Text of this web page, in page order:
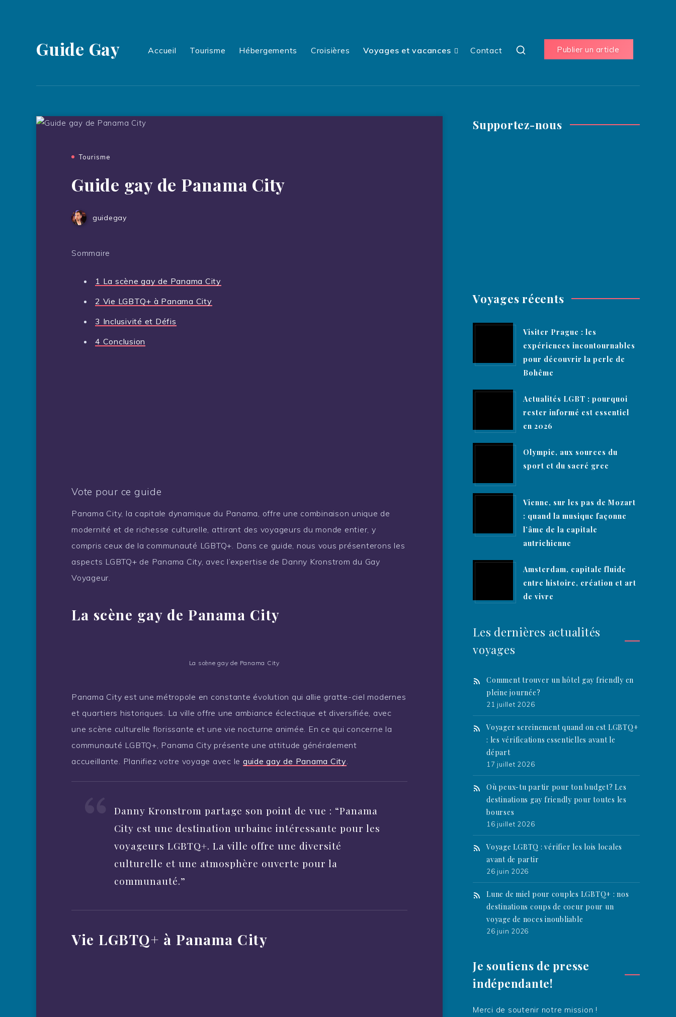
Guide Gay Accueil Tourisme Hébergements Croisières Voyages et vacances Contact Publier un article
Tourisme
Guide gay de Panama City
guidegay
Sommaire
1 La scène gay de Panama City
2 Vie LGBTQ+ à Panama City
3 Inclusivité et Défis
4 Conclusion
Vote pour ce guide
Panama City, la capitale dynamique du Panama, offre une combinaison unique de
modernité et de richesse culturelle, attirant des voyageurs du monde entier, y
compris ceux de la communauté LGBTQ+. Dans ce guide, nous vous présenterons les
aspects LGBTQ+ de Panama City, avec l’expertise de Danny Kronstrom du Gay
Voyageur.
La scène gay de Panama City
La scène gay de Panama City
Panama City est une métropole en constante évolution qui allie gratte-ciel modernes
et quartiers historiques. La ville offre une ambiance éclectique et diversifiée, avec
une scène culturelle florissante et une vie nocturne animée. En ce qui concerne la
communauté LGBTQ+, Panama City présente une attitude généralement
accueillante. Planifiez votre voyage avec le guide gay de Panama City
Danny Kronstrom partage son point de vue : “Panama
City est une destination urbaine intéressante pour les
voyageurs LGBTQ+. La ville offre une diversité
culturelle et une atmosphère ouverte pour la
communauté.”
Vie LGBTQ+ à Panama City
Supportez-nous
Voyages récents
Visiter Prague : les
expériences incontournables
pour découvrir la perle de
Bohême
Actualités LGBT : pourquoi
rester informé est essentiel
en 2026
Olympie, aux sources du
sport et du sacré grec
Vienne, sur les pas de Mozart
: quand la musique façonne
l’âme de la capitale
autrichienne
Amsterdam, capitale fluide
entre histoire, création et art
de vivre
Les dernières actualités
voyages
Comment trouver un hôtel gay friendly en
pleine journée?
21 juillet 2026
Voyager sereinement quand on est LGBTQ+
: les vérifications essentielles avant le
départ
17 juillet 2026
Où peux-tu partir pour ton budget? Les
destinations gay friendly pour toutes les
bourses
16 juillet 2026
Voyage LGBTQ : vérifier les lois locales
avant de partir
26 juin 2026
Lune de miel pour couples LGBTQ+ : nos
destinations coups de coeur pour un
voyage de noces inoubliable
26 juin 2026
Je soutiens de presse
indépendante!
Merci de soutenir notre mission !